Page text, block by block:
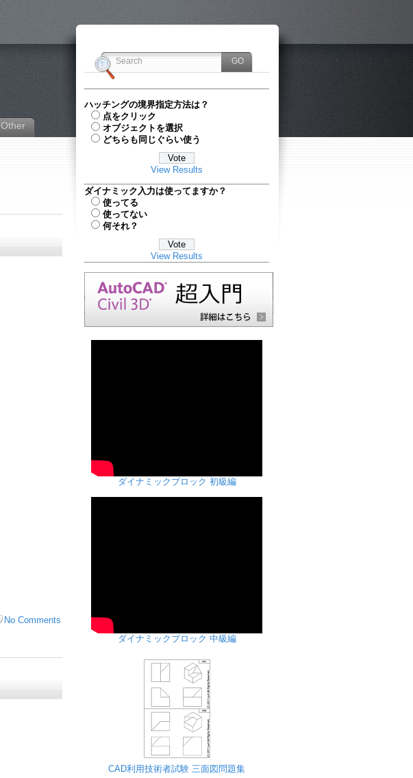
Other
No Comments
ハッチングの境界指定方法は？
点をクリック
オブジェクトを選択
どちらも同じぐらい使う
View Results
ダイナミック入力は使ってますか？
使ってる
使ってない
何それ？
View Results
ダイナミックブロック 初級編
ダイナミックブロック 中級編
CAD利用技術者試験 三面図問題集